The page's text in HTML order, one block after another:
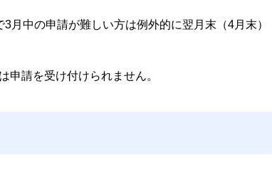
中の申請が難しい方は例外的に翌月末（4月末）
請を受け付けられません。